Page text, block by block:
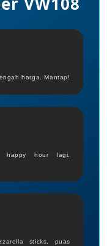
harga. Mantap!
happy hour lagi.
sticks, puas